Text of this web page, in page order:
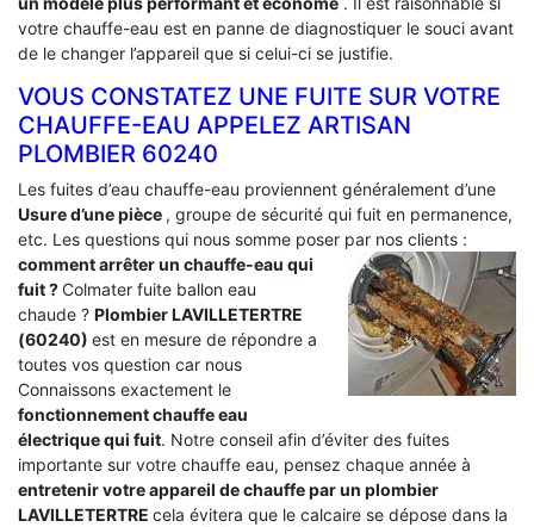
votre chauffe-eau est en panne de diagnostiquer le souci avant
de le changer l’appareil que si celui-ci se justifie.
VOUS CONSTATEZ UNE FUITE SUR VOTRE
CHAUFFE-EAU APPELEZ ARTISAN
PLOMBIER 60240
Les fuites d’eau chauffe-eau proviennent généralement d’une
Usure d’une pièce , groupe de sécurité qui fuit en permanence,
etc. Les questions qui nous somme poser par nos clients :
comment arrêter un chauffe-eau qui
fuit ?Colmater fuite ballon eau
chaude ? Plombier LAVILLETERTRE
(60240) est en mesure de répondre a
toutes vos question car nous
Connaissons exactement le
fonctionnement chauffe eau
électrique qui fuit. Notre conseil afin d’éviter des fuites
importante sur votre chauffe eau, pensez chaque année à
entretenir votre appareil de chauffe par un plombier
LAVILLETERTRE cela évitera que le calcaire se dépose dans la